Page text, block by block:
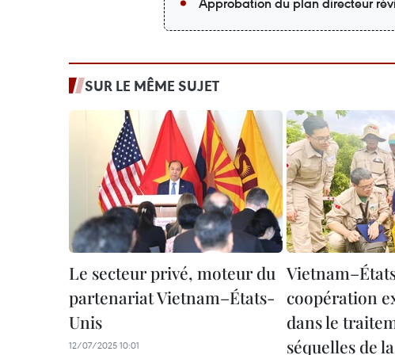
SUR LE MÊME SUJET
Le secteur privé, moteur du
partenariat Vietnam–États-
Unis
12/07/2025 10:01
coopération
dans le
séquelles de